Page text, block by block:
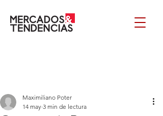
Maximiliano Poter
14 may 3 min de lectura